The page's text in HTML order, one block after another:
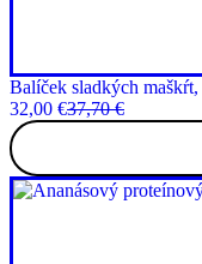
Balíček sladkých
37,70€
Pôvodná
cena
bola:
37,70 €.
32,00 €
Aktuálna
cena
je:
32,00 €.